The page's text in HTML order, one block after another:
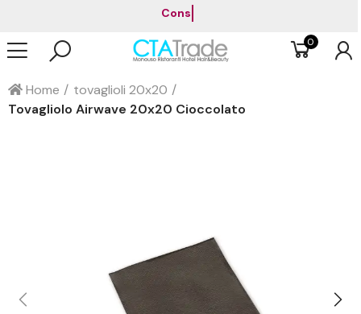
Consegna gratuita a partire da 199 €.
0
Home
tovaglioli 20x20
Tovagliolo Airwave 20x20 Cioccolato